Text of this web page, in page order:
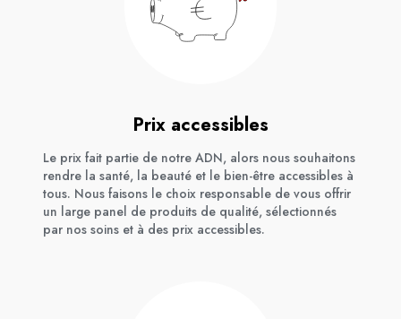
Prix accessibles
Le prix fait partie de notre ADN, alors nous souhaitons
rendre la santé, la beauté et le bien-être accessibles à
tous. Nous faisons le choix responsable de vous offrir
un large panel de produits de qualité, sélectionnés
par nos soins et à des prix accessibles.